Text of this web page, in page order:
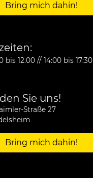
Bring mich dahin!
bis 12.00 // 14:00 bis 17:30
Sie uns!
Straße 27
Bring mich dahin!